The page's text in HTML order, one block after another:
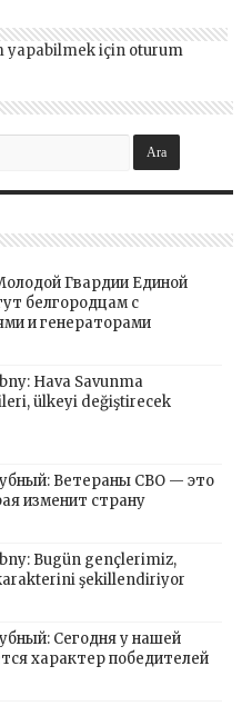
yapabilmek için oturum
Гвардии Единой
белгородцам с
и генераторами
Hava Savunma
ülkeyi değiştirecek
Ветераны СВО — это
изменит страну
Bugün gençlerimiz,
şekillendiriyor
Сегодня у нашей
характер победителей